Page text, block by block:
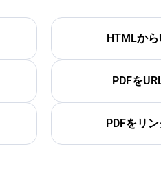
HTMLから
PDFを
PDFをリ